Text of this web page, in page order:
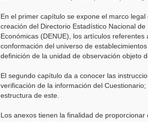
En el primer capítulo se expone el marco legal
creación del Directorio Estadístico Nacional de
Económicas (DENUE), los artículos referentes
conformación del universo de
definición de la unidad de observación objeto
El segundo capítulo da a conocer las
verificación de la información del
estructura de este.
Los anexos tienen la finalidad de proporcionar